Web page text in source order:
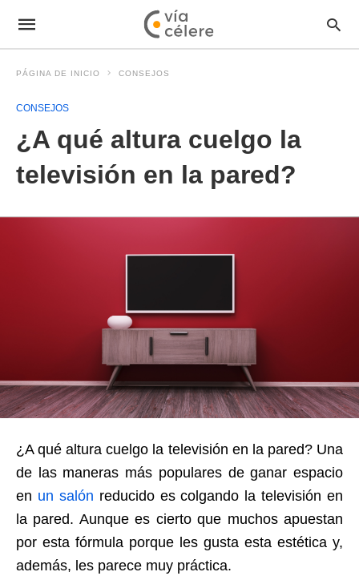
PÁGINA DE INICIO CONSEJOS
CONSEJOS
¿A qué altura cuelgo la
televisión en la pared?
¿A qué altura cuelgo la televisión en la pared? Una
de las maneras más populares de ganar espacio
en un salón reducido es colgando la televisión en
la pared. Aunque es cierto que muchos apuestan
por esta fórmula porque les gusta esta estética y,
además, les parece muy práctica.